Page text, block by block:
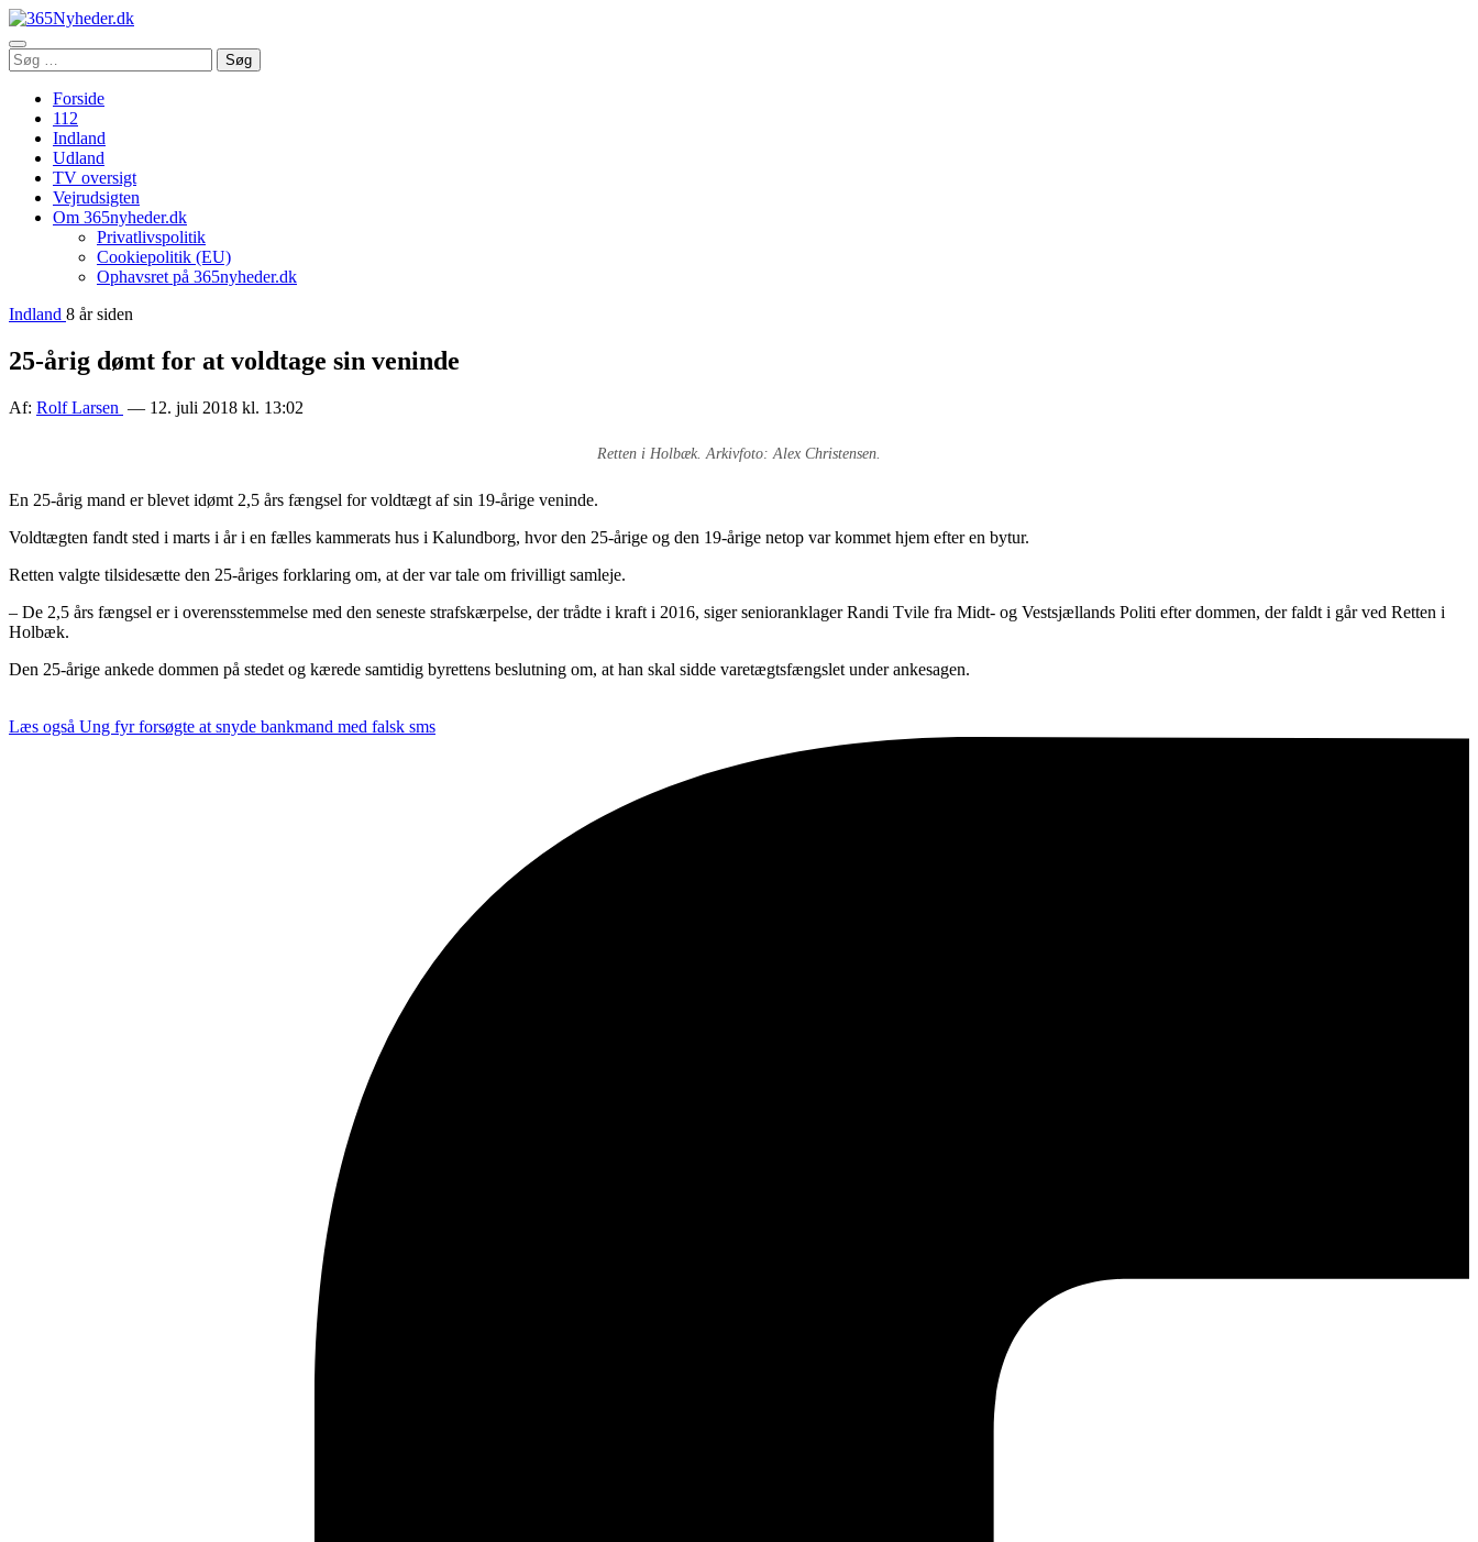
Åbn
menu
Søg
efter:
Søg
Forside
112
Indland
Udland
TV oversigt
Vejrudsigten
Om 365nyheder.dk
Privatlivspolitik
Cookiepolitik (EU)
Ophavsret på 365nyheder.dk
Indland 8 år siden
25-årig dømt for at voldtage sin veninde
Af: Rolf Larsen — 12. juli 2018 kl. 13:02
Retten i Holbæk. Arkivfoto: Alex Christensen.
En 25-årig mand er blevet idømt 2,5 års fængsel for voldtægt af sin 19-årige veninde.
Voldtægten fandt sted i marts i år i en fælles kammerats hus i Kalundborg, hvor den 25-årige og den 19-årige netop var kommet hjem efter en bytur.
Retten valgte tilsidesætte den 25-åriges forklaring om, at der var tale om frivilligt samleje.
– De 2,5 års fængsel er i overensstemmelse med den seneste strafskærpelse, der trådte i kraft i 2016, siger senioranklager Randi Tvile fra Midt- og Vestsjællands Politi efter dommen, der faldt i går ved Retten i
Holbæk.
Den 25-årige ankede dommen på stedet og kærede samtidig byrettens beslutning om, at han skal sidde varetægtsfængslet under ankesagen.
Læs også Ung fyr forsøgte at snyde bankmand med falsk sms